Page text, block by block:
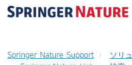
Springer Nature Support
ソリ